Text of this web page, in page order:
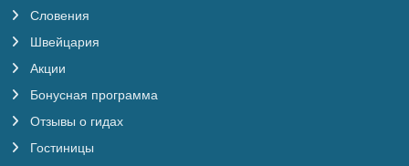
Словения
Швейцария
Акции
Бонусная программа
Отзывы о гидах
Гостиницы